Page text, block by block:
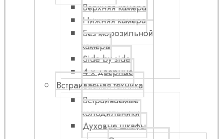
Верхняя камера
Нижняя камера
Без морозильной
камеры
Side by side
4-х дверные
Встраиваемая техника
Встраиваемые
холодильники
Духовые шкафы